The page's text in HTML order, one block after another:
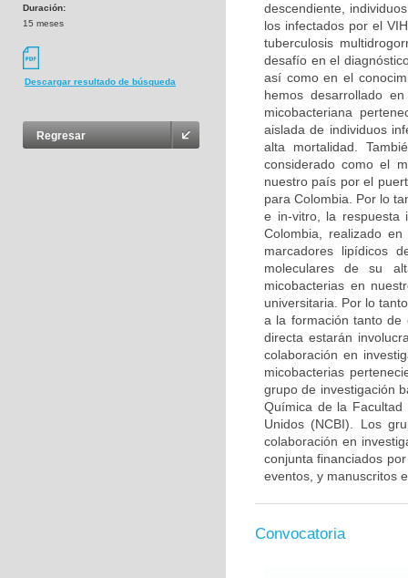
Duración:
15 meses
Descargar resultado de búsqueda
Regresar
descendiente,
los infectados por el
tuberculosis
desafío en el
así como en el
hemos desarrollado
micobacteriana
aislada de individuos
alta mortalidad.
considerado como el
nuestro país por el
para Colombia. Por lo
e in-vitro, la respuesta
Colombia, realizado
marcadores lipídicos
moleculares de su
micobacterias en
universitaria. Por lo
a la formación tanto de
directa estarán
colaboración en
micobacterias
grupo de investigación
Química de la
Unidos (NCBI). Los
colaboración en
conjunta financiados
eventos, y manuscritos
Convocatoria